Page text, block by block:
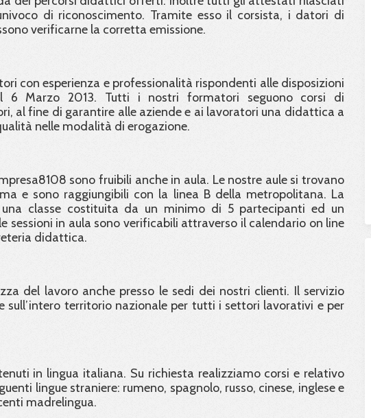
di riconoscimento. Tramite esso il corsista, i datori di
verificarne la corretta emissione.
con esperienza e professionalità rispondenti alle disposizioni
6 Marzo 2013. Tutti i nostri formatori seguono corsi di
al fine di garantire alle aziende e ai lavoratori una didattica a
nelle modalità di erogazione.
sono fruibili anche in aula. Le nostre aule si trovano
e sono raggiungibili con la linea B della metropolitana. La
classe costituita da un minimo di 5 partecipanti ed un
sessioni in aula sono verificabili attraverso il calendario on line
didattica.
del lavoro anche presso le sedi dei nostri clienti. Il servizio
territorio nazionale per tutti i settori lavorativi e per
in lingua italiana. Su richiesta realizziamo corsi e relativo
lingue straniere: rumeno, spagnolo, russo, cinese, inglese e
madrelingua.